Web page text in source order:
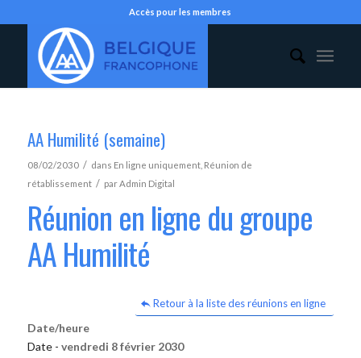
Accès pour les membres
AA Humilité (semaine)
08/02/2030 / dans En ligne uniquement, Réunion de
rétablissement / parAdmin Digital
Réunion en ligne du groupe
AA Humilité
Retour à la liste des réunions en ligne
Date/heure
Date - vendredi 8 février 2030